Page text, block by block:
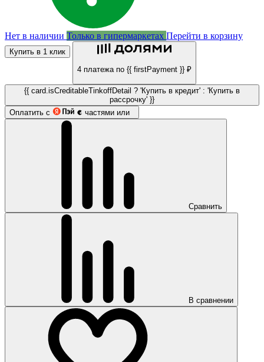
Нет в наличии Только в гипермаркетах Перейти в корзину
Купить в 1 клик
4 платежа по {{ firstPayment }} ₽
{{ card.isCreditableTinkoffDetail ? 'Купить в кредит' : 'Купить в
рассрочку' }}
Оплатить с
частями или
Сравнить
В сравнении